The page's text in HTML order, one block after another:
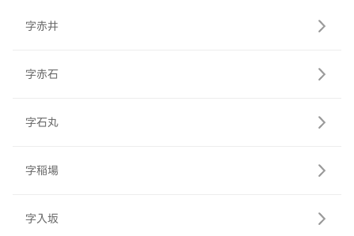
字赤井
字赤石
字石丸
字稲場
字入坂